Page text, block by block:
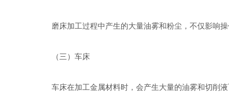
磨床加工过程中产生的大量油雾和粉尘，不仅影响操
（三）车床
车床在加工金属材料时，会产生大量的油雾和切削液